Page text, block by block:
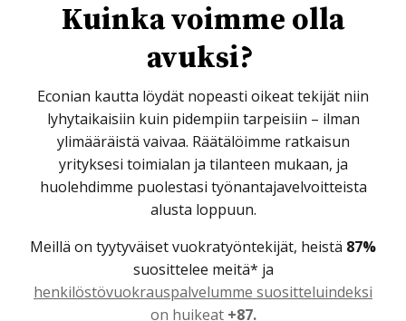
Kuinka voimme olla
avuksi?
Econian kautta löydät nopeasti oikeat tekijät niin
lyhytaikaisiin kuin pidempiin tarpeisiin – ilman
ylimääräistä vaivaa. Räätälöimme ratkaisun
yrityksesi toimialan ja tilanteen mukaan, ja
huolehdimme puolestasi työnantajavelvoitteista
alusta loppuun.
Meillä on tyytyväiset vuokratyöntekijät, heistä 87%
suosittelee meitä* ja
henkilöstövuokrauspalvelumme suositteluindeksi
on huikeat +87.